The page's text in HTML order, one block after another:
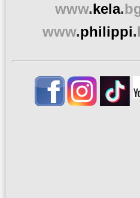
www.kela.
www.philippi.